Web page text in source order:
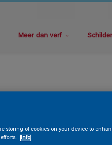
Meer dan verf
storing of cookies on your device to
Info